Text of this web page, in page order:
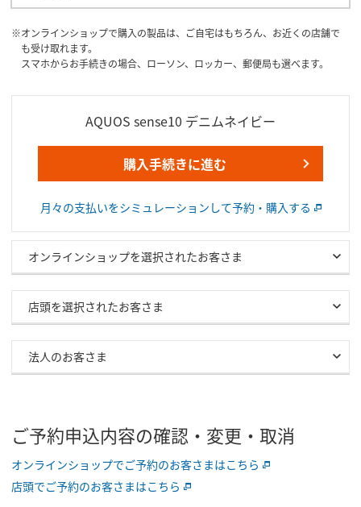
オンラインショップで購入の製品は、ご自宅はもちろん、お近くの店舗で
も受け取れます。
スマホからお手続きの場合、ローソン、ロッカー、郵便局も選べます。
AQUOS sense10 デニムネイビー
購入手続きに進む
月々の支払いをシミュレーションして予約・購入する
オンラインショップを選択されたお客さま
店頭を選択されたお客さま
法人のお客さま
ご予約申込内容の確認・変更・取消
オンラインショップでご予約のお客さまはこちら
店頭でご予約のお客さまはこちら